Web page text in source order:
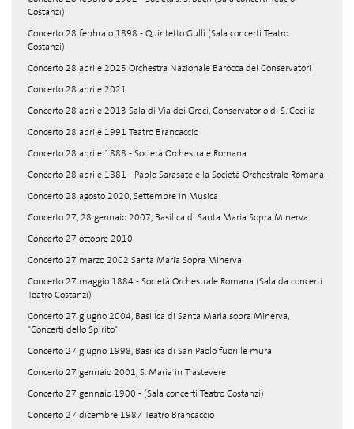
Costanzi)
Concerto 28 febbraio 1898 - Quintetto Gullì (Sala concerti Teatro
Costanzi)
Concerto 28 aprile 2025 Orchestra Nazionale Barocca dei Conservatori
Concerto 28 aprile 2021
Concerto 28 aprile 2013 Sala di Via dei Greci, Conservatorio di S. Cecilia
Concerto 28 aprile 1991 Teatro Brancaccio
Concerto 28 aprile 1888 - Società Orchestrale Romana
Concerto 28 aprile 1881 - Pablo Sarasate e la Società Orchestrale Romana
Concerto 28 agosto 2020, Settembre in Musica
Concerto 27, 28 gennaio 2007, Basilica di Santa Maria Sopra Minerva
Concerto 27 ottobre 2010
Concerto 27 marzo 2002 Santa Maria Sopra Minerva
Concerto 27 maggio 1884 - Società Orchestrale Romana (Sala da concerti
Teatro Costanzi)
Concerto 27 giugno 2004, Basilica di Santa Maria sopra Minerva,
"Concerti dello Spirito"
Concerto 27 giugno 1998, Basilica di San Paolo fuori le mura
Concerto 27 gennaio 2001, S. Maria in Trastevere
Concerto 27 gennaio 1900 - (Sala concerti Teatro Costanzi)
Concerto 27 dicembre 1987 Teatro Brancaccio